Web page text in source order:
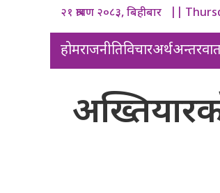
२१ श्रावण २०८३, बिहीबार ||
होमराजनीतिविचारअर्थ